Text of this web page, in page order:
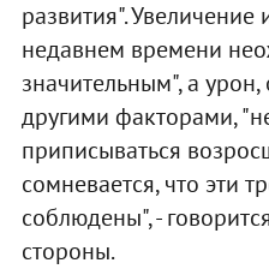
развития".
недавнем времени
значительным", а
другими факторами,
приписываться
сомневается, что эти
соблюдены", -
стороны.